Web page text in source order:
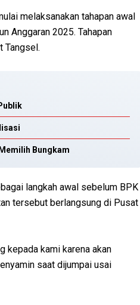
melaksanakan tahapan awal
Anggaran 2025. Tahapan
Tangsel.
Bungkam
langkah awal sebelum BPK
tersebut berlangsung di Pusat
kepada kami karena akan
saat dijumpai usai